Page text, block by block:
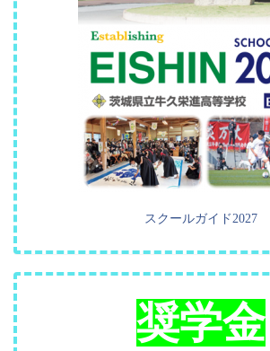
スクールガイド2027
奨学金